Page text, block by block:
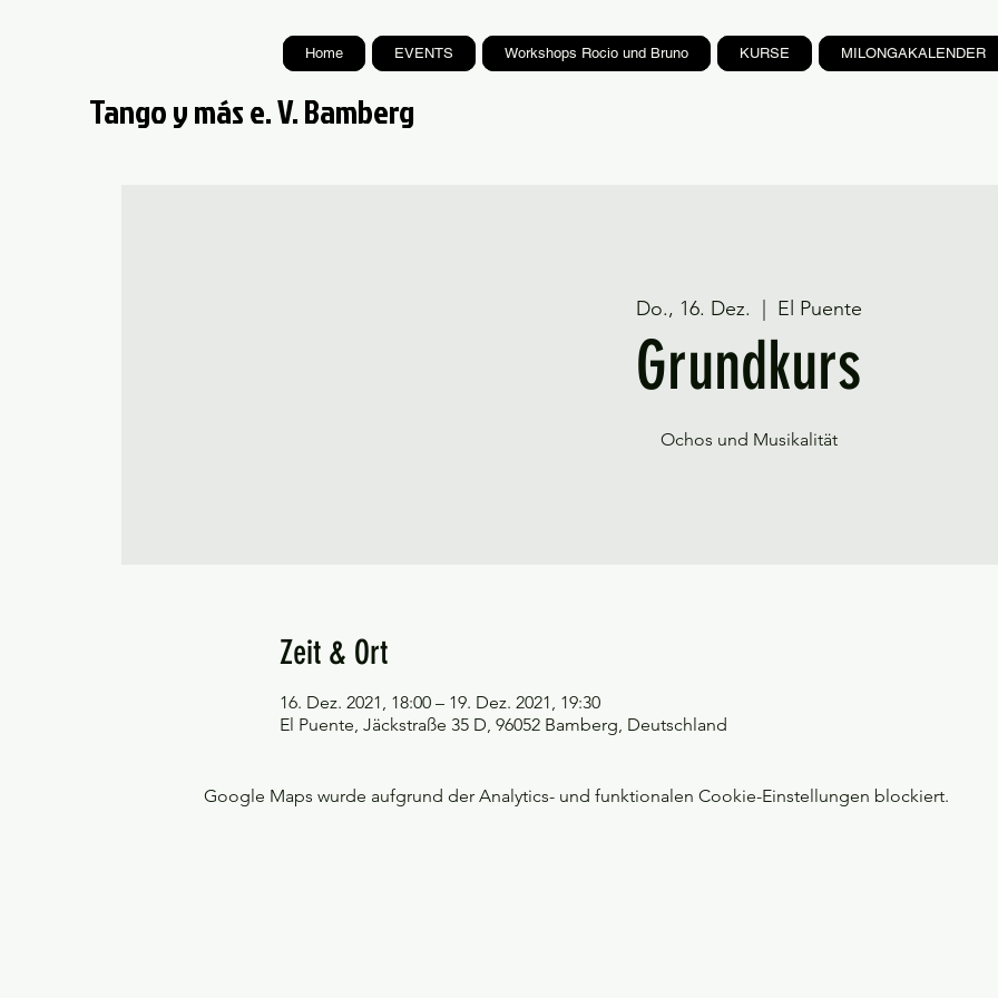
Home EVENTS Workshops Rocio und Bruno KURSE MILONGAKALENDER
Tango y más e. V. Bamberg
Do., 16. Dez. El Puente
Grundkurs
Ochos und Musikalität
Zeit & Ort
16. Dez. 2021, 18:00 – 19. Dez. 2021, 19:30
El Puente, Jäckstraße 35 D, 96052 Bamberg, Deutschland
Google Maps wurde aufgrund der Analytics- und funktionalen Cookie-Einstellungen blockiert.